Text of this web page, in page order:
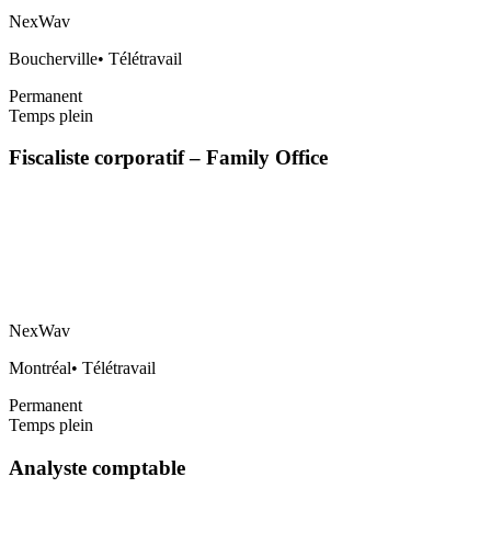
NexWav
Boucherville• Télétravail
Permanent
Temps plein
Fiscaliste corporatif – Family Office
NexWav
Montréal• Télétravail
Permanent
Temps plein
Analyste comptable